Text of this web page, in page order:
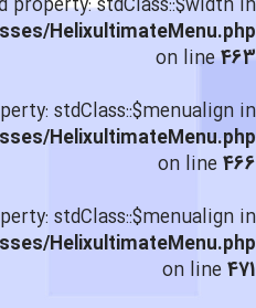
property: stdClass::$width in
HelixultimateMenu.php
on line463
stdClass::$menualign in
HelixultimateMenu.php
on line466
stdClass::$menualign in
HelixultimateMenu.php
on line471